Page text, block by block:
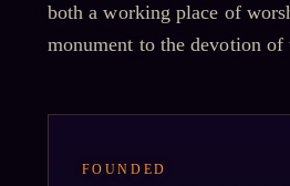
both a working place of
monument to the devotion
FOUNDED